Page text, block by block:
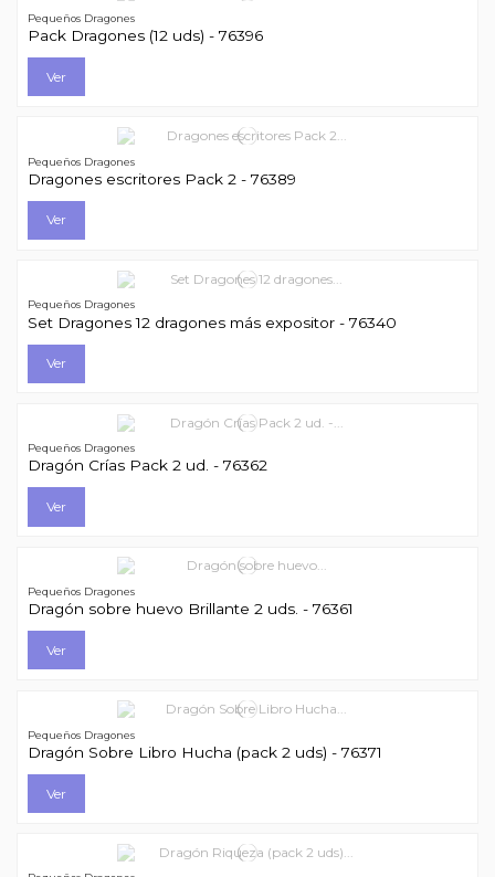
Pequeños Dragones
Pack Dragones (12 uds) - 76396
Ver
Pequeños Dragones
Dragones escritores Pack 2 - 76389
Ver
Pequeños Dragones
Set Dragones 12 dragones más expositor - 76340
Ver
Pequeños Dragones
Dragón Crías Pack 2 ud. - 76362
Ver
Pequeños Dragones
Dragón sobre huevo Brillante 2 uds. - 76361
Ver
Pequeños Dragones
Dragón Sobre Libro Hucha (pack 2 uds) - 76371
Ver